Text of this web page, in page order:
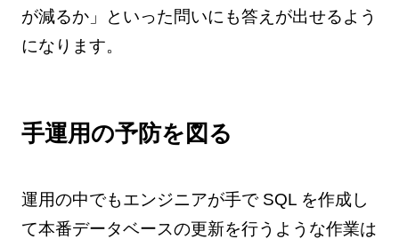
が減るか」といった問いにも答えが出せるよう
になります。
手運用の予防を図る
運用の中でもエンジニアが手で SQL を作成し
て本番データベースの更新を行うような作業は